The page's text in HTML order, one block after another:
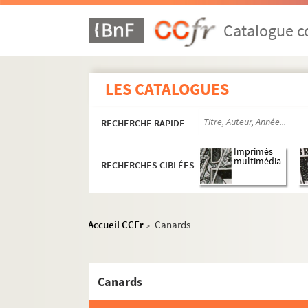
Catalogue
LES CATALOGUES
RECHERCHE RAPIDE
RECHERCHES CIBLÉES
Imprimés
multimédia
Accueil CCFr > Canards
Canards
Ms 74. Boîte 74 : Exercices de 1906 à 1907
Ms 75. Boîte 75 : Exercices de 1907 à 1908
Ms 75. Boîte 75 Bis : Exercices de 1908 à
Ms 76. Boîte 76 : Exercices de 1909 à 1910
Ms 77. Boîte 77 : Exercices de 1910 à 1911
Ms 78. Boîte 78 : Exercices de 1911 à 1912
Ms 79. Boîte 79 : Exercices de 1912 à 1913
Ms 80. Boîte 80 : Exercices de 1913 à 1914
Ms 81. Boîte 81 : Exercices de 1914 à 1915
Ms 82. Boîte 82 : Exercices de 1915 à 1917
Ms 85. Boîte 85 : Exercices de 1920 à 1923
Ms 86. Boîte 86 : Exercices de 1923 à 1926